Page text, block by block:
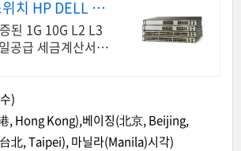
치 HP DELL CI
된 1G 10G L2 L3
공급 세금계산서 1
)
, Hong Kong),베이징(北京, Beijing,
北, Taipei), 마닐라(Manila)시각)